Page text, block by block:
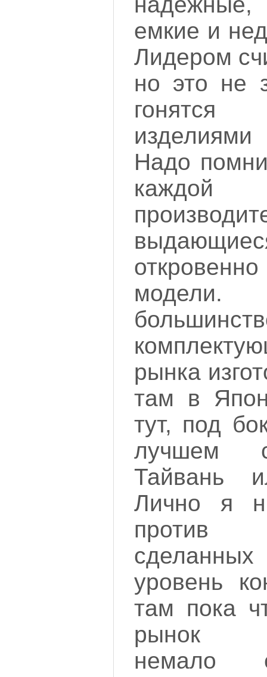
емкие и
Лидером
но это не
Надо
рынка
там в
тут, под
лучшем
Тайвань
Лично я
против
уровень
там пока
рынок